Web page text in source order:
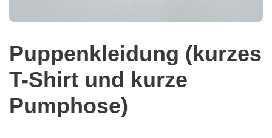
Puppenkleidung (kurzes
T-Shirt und kurze
Pumphose)